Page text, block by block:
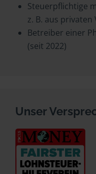
Steuerpflichtige
z. B. aus
Betreiber einer
(seit 2022)
Unser